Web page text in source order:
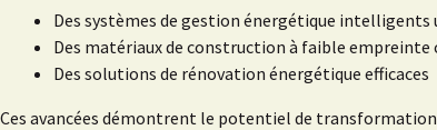
Des systèmes de gestion énergétique intelligents
Des matériaux de construction à faible empreinte
Des solutions de rénovation énergétique efficaces
Ces avancées démontrent le potentiel de